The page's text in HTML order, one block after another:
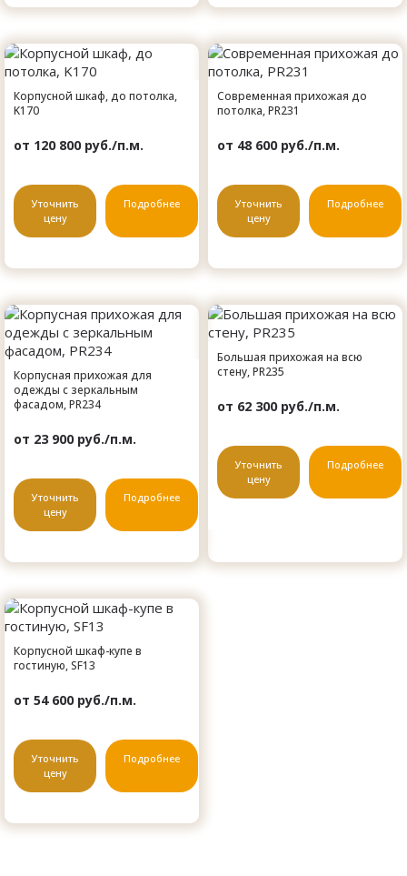
Корпусной шкаф, до потолка,
K170
от 120 800 руб./п.м.
Уточнить
цену
Подробнее
Современная прихожая до
потолка, PR231
от 48 600 руб./п.м.
Уточнить
цену
Подробнее
Корпусная прихожая для
одежды с зеркальным
фасадом, PR234
от 23 900 руб./п.м.
Уточнить
цену
Подробнее
Большая прихожая на всю
стену, PR235
от 62 300 руб./п.м.
Уточнить
цену
Подробнее
Корпусной шкаф-купе в
гостиную, SF13
от 54 600 руб./п.м.
Уточнить
цену
Подробнее